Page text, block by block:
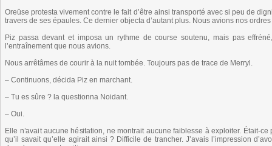
Oreüse protesta vivement contre le fait d’être ainsi transporté avec si peu de
travers de ses épaules. Ce dernier objecta d’autant plus. Nous avions nos
Piz passa devant et imposa un rythme de course soutenu, mais pas
l’entraînement que nous avions.
Nous arrêtâmes de courir à la nuit tombée. Toujours pas de trace de Merryl.
– Continuons, décida Piz en marchant.
– Tu es sûre ? la questionna Noidant.
– Oui.
Elle n’avait aucune hésitation, ne montrait aucune faiblesse à exploiter. Était-
qu’il savait qu’elle agirait ainsi ? Difficile de trancher. J’avais l’impression